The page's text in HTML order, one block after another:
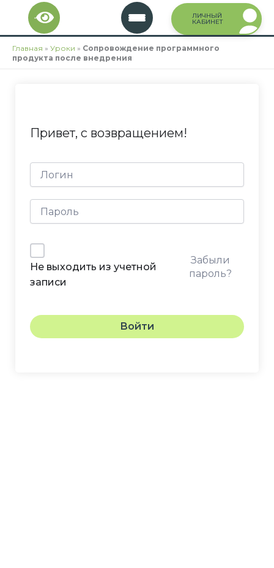
Перейти
содержимому
ЛИЧНЫЙ
КАБИНЕТ
Главная » Уроки » Сопровождение программного
продукта после внедрения
Привет, с возвращением!
Не выходить из учетной
записи
Забыли
пароль?
Войти